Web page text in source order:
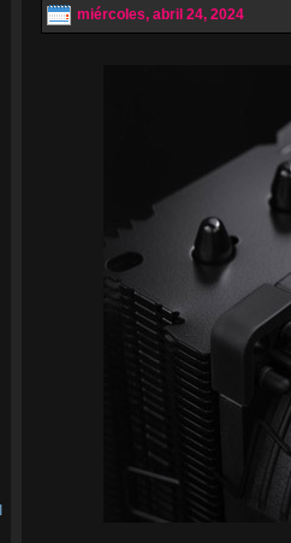
miércoles, abril 24, 2024